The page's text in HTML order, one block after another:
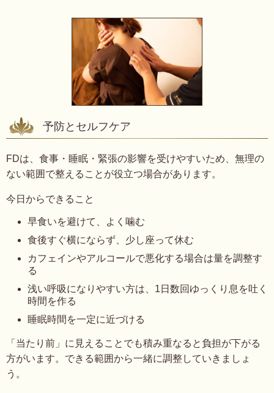
予防とセルフケア
FDは、食事・睡眠・緊張の影響を受けやすいため、無理の
ない範囲で整えることが役立つ場合があります。
今日からできること
早食いを避けて、よく噛む
食後すぐ横にならず、少し座って休む
カフェインやアルコールで悪化する場合は量を調整す
る
浅い呼吸になりやすい方は、1日数回ゆっくり息を吐く
時間を作る
睡眠時間を一定に近づける
「当たり前」に見えることでも積み重なると負担が下がる
方がいます。できる範囲から一緒に調整していきましょ
う。